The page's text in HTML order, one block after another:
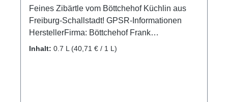
Feines Zibärtle vom Böttchehof Küchlin aus
Freiburg-Schallstadt! GPSR-Informationen
HerstellerFirma: Böttchehof Frank
KüchlinLand: DeutschlandStadt:
Inhalt: 0.7 L (40,71 € / 1 L)